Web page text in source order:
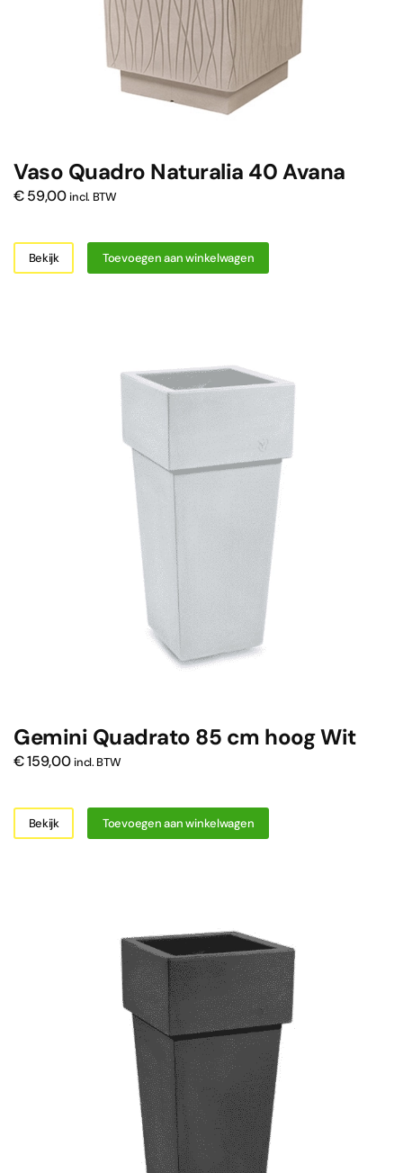
Vaso Quadro Naturalia 40 Avana
€59,00 incl. BTW
Bekijk Toevoegen aan winkelwagen
Gemini Quadrato 85 cm hoog Wit
€159,00 incl. BTW
Bekijk Toevoegen aan winkelwagen